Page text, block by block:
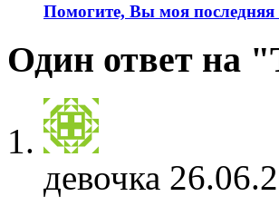
Помогите, Вы моя
Один ответ на
девочка